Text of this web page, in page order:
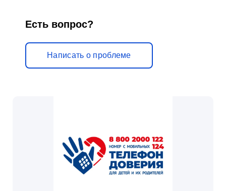
Есть вопрос?
Написать о проблеме